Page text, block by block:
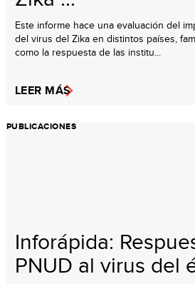
Este informe hace una evaluación del
del virus del Zika en distintos países,
como la respuesta de las institu...
LEER MÁS
PUBLICACIONES
Inforápida:
PNUD al virus del